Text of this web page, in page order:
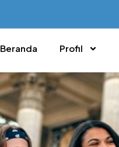
Beranda Profil